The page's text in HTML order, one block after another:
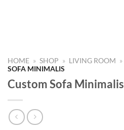
HOME » SHOP » LIVING ROOM »
SOFA MINIMALIS
Custom Sofa Minimalis